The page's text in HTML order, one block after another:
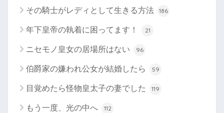
その騎士がレディとして生きる方法 186
年下皇帝の執着に困ってます！ 21
ニセモノ皇女の居場所はない 96
伯爵家の嫌われ公女が結婚したら 59
目覚めたら怪物皇太子の妻でした 119
もう一度、光の中へ 112